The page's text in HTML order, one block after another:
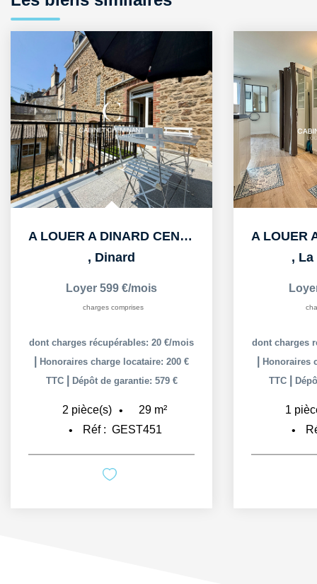
A LOUER A DINARD CENTRE BEL APPARTEMENT T1 MEUBLE
, Dinard
Loyer 599 €/mois
charges comprises
dont charges récupérables: 20 €/mois
Honoraires charge locataire: 200 €
TTC
Dépôt de garantie: 579 €
2 pièce(s) 29 m²
Réf : GEST451
,
dont charges
Honoraires
TTC
1